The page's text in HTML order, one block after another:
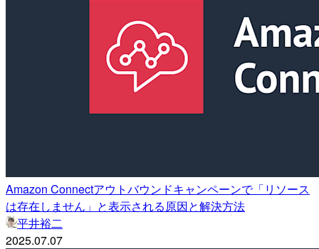
Amazon Connectアウトバウンドキャンペーンで「リソース
は存在しません」と表示される原因と解決方法
平井裕二
2025.07.07